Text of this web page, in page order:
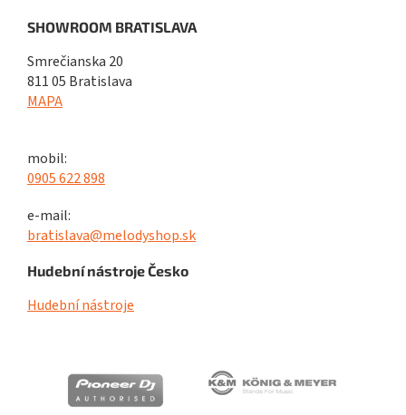
SHOWROOM BRATISLAVA
Smrečianska 20
811 05 Bratislava
MAPA
mobil:
0905 622 898
e-mail:
bratislava@melodyshop.sk
Hudební nástroje Česko
Hudební nástroje